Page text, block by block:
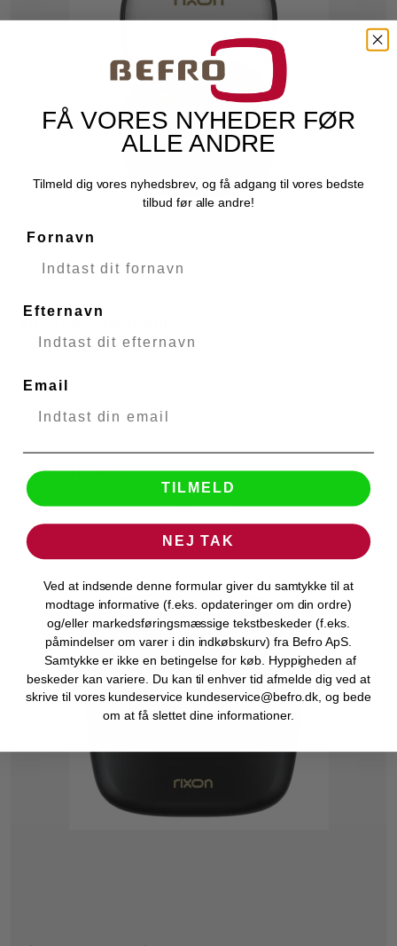
Rixon AirShots in-ear
Rixon
51254
Bestillingsvare
299,00 DKK
VIS PRODUKT
FÅ VORES NYHEDER FØR
ALLE ANDRE
Tilmeld dig vores nyhedsbrev, og få adgang til vores bedste
tilbud før alle andre!
Fornavn
Efternavn
Email
TILMELD
NEJ TAK
Ved at indsende denne formular giver du samtykke til at
modtage informative (f.eks. opdateringer om din ordre)
og/eller markedsføringsmæssige tekstbeskeder (f.eks.
påmindelser om varer i din indkøbskurv) fra Befro ApS.
Samtykke er ikke en betingelse for køb. Hyppigheden af
beskeder kan variere. Du kan til enhver tid afmelde dig ved at
skrive til vores kundeservice kundeservice@befro.dk, og bede
om at få slettet dine informationer.